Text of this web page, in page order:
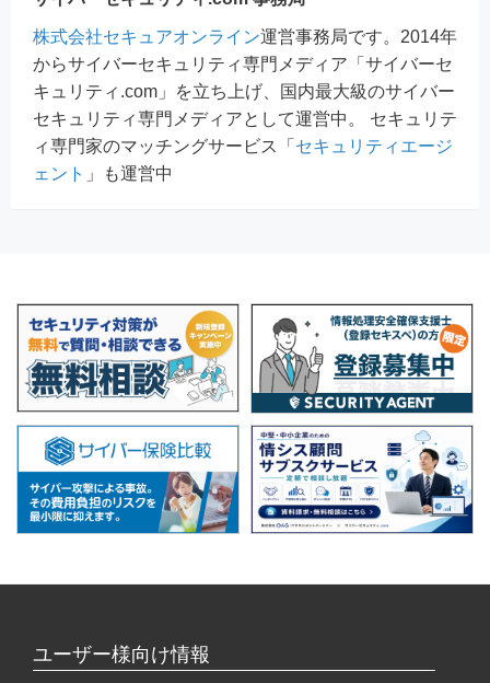
株式会社セキュアオンライン運営事務局です。2014年
からサイバーセキュリティ専門メディア「サイバーセ
キュリティ.com」を立ち上げ、国内最大級のサイバー
セキュリティ専門メディアとして運営中。 セキュリテ
ィ専門家のマッチングサービス「 セキュリティエージ
ェント 」も運営中
ユーザー様向け情報